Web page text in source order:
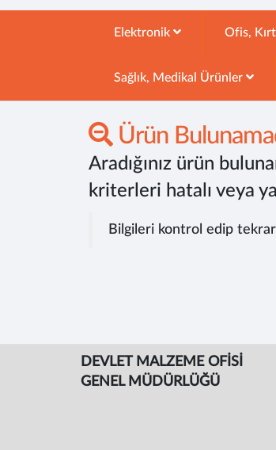
Elektronik Ofis,
Sağlık, Medikal Ürünler
Ürün
Aradığınız ürün
kriterleri hatalı veya
Bilgileri kontrol edip
DEVLET MALZEME OFİSİ
GENEL MÜDÜRLÜĞÜ